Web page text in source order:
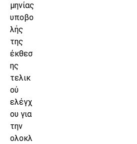
μηνίας
υποβο
λής
της
έκθεσ
ης
τελικ
ού
ελέγχ
ου για
την
ολοκλ